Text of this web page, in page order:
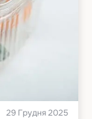
29 Грудня 2025